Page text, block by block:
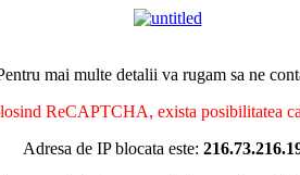
mai multe detalii va rugam sa ne
ReCAPTCHA, exista posibilitatea
Adresa de IP blocata este: